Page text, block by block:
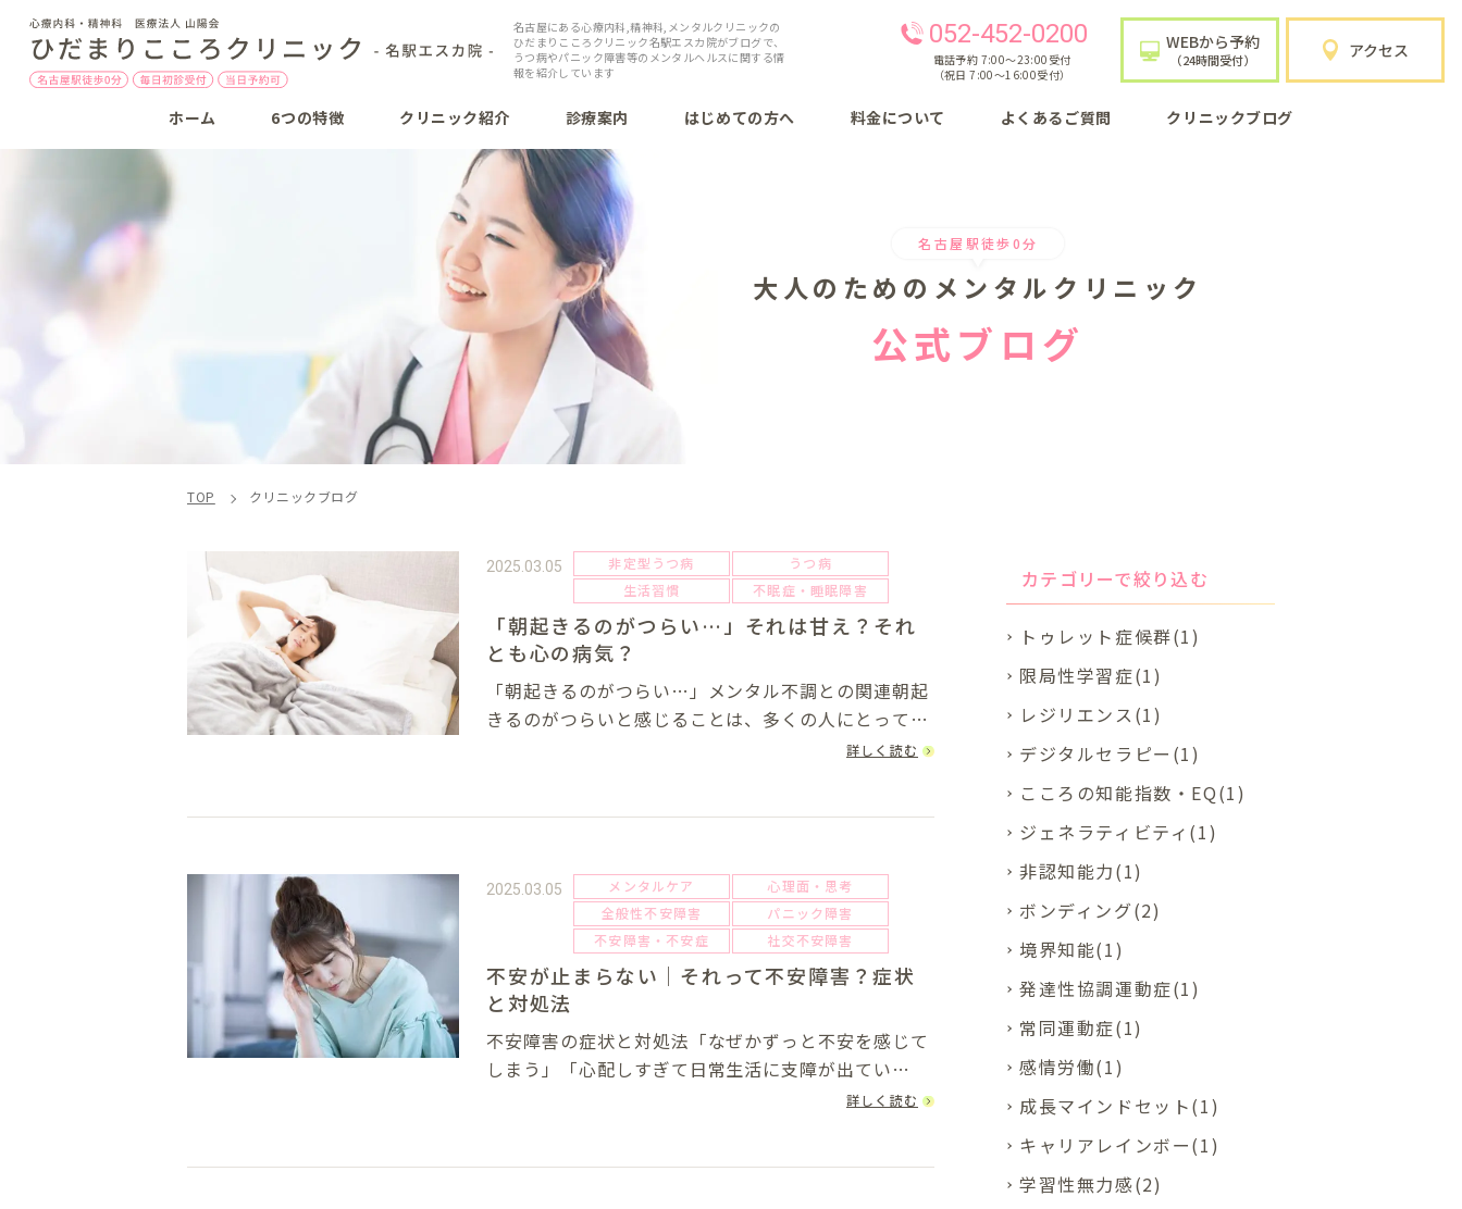
名古屋にある心療内科,精神科,メンタルクリニックの
ひだまりこころクリニック名駅エスカ院がブログで、
うつ病やパニック障害等のメンタルヘルスに関する情
報を紹介しています
052-452-0200
電話予約 7:00〜23:00受付
（祝日 7:00〜16:00受付）
WEBから予約
（24時間受付） アクセス
ホーム 6つの特徴 クリニック紹介 診療案内 はじめての方へ 料金について よくあるご質問 クリニックブログ
名古屋駅徒歩0分
大人のための メンタルクリニック
公式ブログ
TOP クリニックブログ
2025.03.05 非定型うつ病
うつ病
生活習慣
不眠症・睡眠障害
「朝起きるのがつらい…」それは甘え？それ
とも心の病気？
「朝起きるのがつらい…」メンタル不調との関連朝起
きるのがつらいと感じることは、多くの人にとって経
験のあることです。特に寒い冬の朝や、仕事や学校が
詳しく読む
2025.03.05 メンタルケア
心理面・思考
全般性不安障害
パニック障害
不安障害・不安症
社交不安障害
不安が止まらない｜それって不安障害？症状
と対処法
不安障害の症状と対処法「なぜかずっと不安を感じて
しまう」「心配しすぎて日常生活に支障が出てい
る」。そんな状態に悩んでいませんか？不安は誰しも
詳しく読む
カテゴリーで絞り込む
トゥレット症候群(1)
限局性学習症(1)
レジリエンス(1)
デジタルセラピー(1)
こころの知能指数・EQ(1)
ジェネラティビティ(1)
非認知能力(1)
ボンディング(2)
境界知能(1)
発達性協調運動症(1)
常同運動症(1)
感情労働(1)
成長マインドセット(1)
キャリアレインボー(1)
学習性無力感(2)